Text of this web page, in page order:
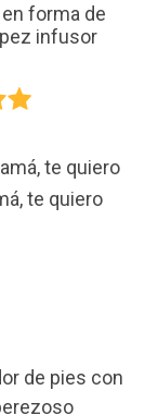
forma de
infusor
te quiero